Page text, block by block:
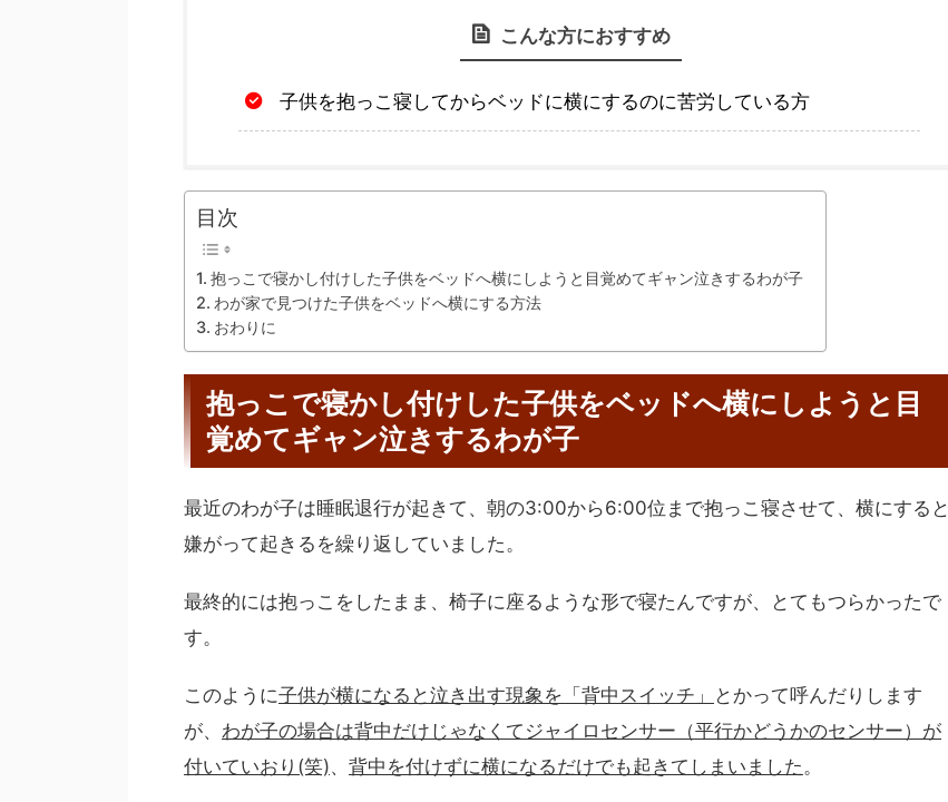
こんな方におすすめ
子供を抱っこ寝してからベッドに横にするのに苦労している方
目次
抱っこで寝かし付けした子供をベッドへ横にしようと目覚めてギャン泣きするわが子
わが家で見つけた子供をベッドへ横にする方法
おわりに
抱っこで寝かし付けした子供をベッドへ横にしようと目
覚めてギャン泣きするわが子
最近のわが子は睡眠退行が起きて、朝の3:00から6:00位まで抱っこ寝させて、横にすると
嫌がって起きるを繰り返していました。
最終的には抱っこをしたまま、椅子に座るような形で寝たんですが、とてもつらかったで
す。
このように子供が横になると泣き出す現象を「背中スイッチ」
とかって呼んだりします
が、 わが子の場合は背中だけじゃなくてジャイロセンサー（平行かどうかのセンサー）が
付いていおり(笑)、 背中を付けずに横になるだけでも起きてしまいました 。